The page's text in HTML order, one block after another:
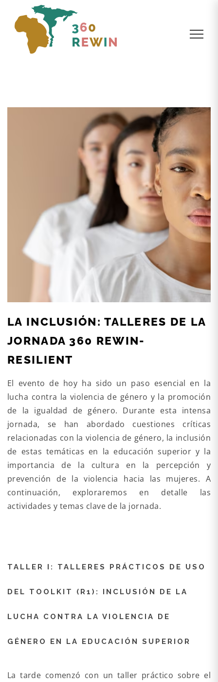
LA INCLUSIÓN: TALLERES DE LA
JORNADA 360 REWIN-
RESILIENT
El evento de hoy ha sido un paso esencial en la
lucha contra la violencia de género y la promoción
de la igualdad de género. Durante esta intensa
jornada, se han abordado cuestiones críticas
relacionadas con la violencia de género, la inclusión
de estas temáticas en la educación superior y la
importancia de la cultura en la percepción y
prevención de la violencia hacia las mujeres. A
continuación, exploraremos en detalle las
actividades y temas clave de la jornada.
TALLER I: TALLERES PRÁCTICOS DE USO
DEL TOOLKIT (R1): INCLUSIÓN DE LA
LUCHA CONTRA LA VIOLENCIA DE
GÉNERO EN LA EDUCACIÓN SUPERIOR
La tarde comenzó con un taller práctico sobre el